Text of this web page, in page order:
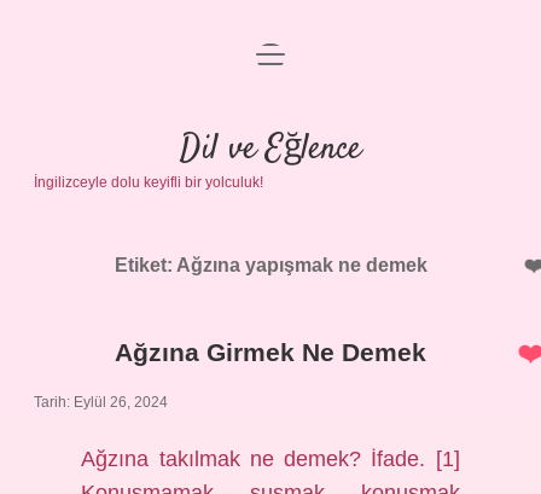
Anasayfa
Gizlilik Politikası
Yasal Uyarı
menüyü
Dil ve Eğlence
İngilizceyle dolu keyifli bir yolculuk!
Etiket: Ağzına yapışmak ne demek
Ağzına Girmek Ne Demek
Tarih: Eylül 26, 2024
Ağzına takılmak ne demek? İfade. [1]